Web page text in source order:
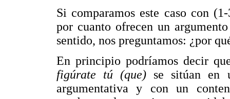
Si comparamos este caso con
por cuanto ofrecen un
sentido, nos preguntamos: ¿por
En principio podríamos decir
figúrate tú (que) se sitúan en
argumentativa y con un